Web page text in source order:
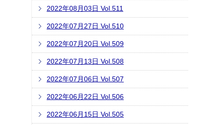
2022年08月03日 Vol.511
2022年07月27日 Vol.510
2022年07月20日 Vol.509
2022年07月13日 Vol.508
2022年07月06日 Vol.507
2022年06月22日 Vol.506
2022年06月15日 Vol.505